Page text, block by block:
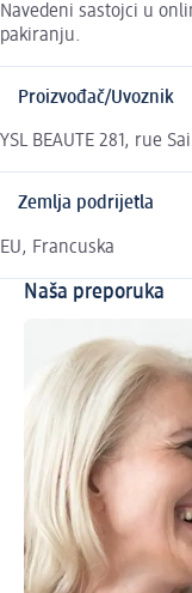
Navedeni sastojci u
pakiranju.
Proizvođač/Uvoznik
YSL BEAUTE 281, rue
Zemlja podrijetla
EU, Francuska
Naša preporuka